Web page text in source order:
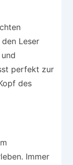
Leser
perfekt zur
des
Immer